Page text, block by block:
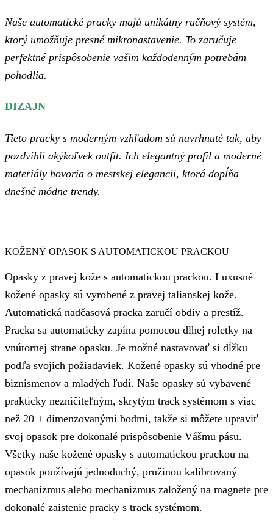
Naše automatické pracky majú unikátny račňový systém,
ktorý umožňuje presné mikronastavenie. To zaručuje
perfektné prispôsobenie vašim každodenným potrebám
pohodlia.
DIZAJN
Tieto pracky s moderným vzhľadom sú navrhnuté tak, aby
pozdvihli akýkoľvek outfit. Ich elegantný profil a moderné
materiály hovoria o mestskej elegancii, ktorá dopĺňa
dnešné módne trendy.
KOŽENÝ OPASOK S AUTOMATICKOU PRACKOU
Opasky z pravej kože s automatickou prackou. Luxusné
kožené opasky sú vyrobené z pravej talianskej kože.
Automatická nadčasová pracka zaručí obdiv a prestíž.
Pracka sa automaticky zapína pomocou dlhej roletky na
vnútornej strane opasku. Je možné nastavovať si dĺžku
podľa svojich požiadaviek. Kožené opasky sú vhodné pre
biznismenov a mladých ľudí. Naše opasky sú vybavené
prakticky nezničiteľným, skrytým track systémom s viac
než 20 + dimenzovanými bodmi, takže si môžete upraviť
svoj opasok pre dokonalé prispôsobenie Vášmu pásu.
Všetky naše kožené opasky s automatickou prackou na
opasok používajú jednoduchý, pružinou kalibrovaný
mechanizmus alebo mechanizmus založený na magnete pre
dokonalé zaistenie pracky s track systémom.